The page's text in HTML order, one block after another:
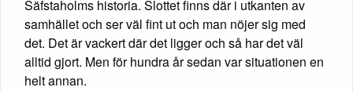
Säfstaholms historia. Slottet finns där i utkanten av
samhället och ser väl fint ut och man nöjer sig med
det. Det är vackert där det ligger och så har det väl
alltid gjort. Men för hundra år sedan var situationen en
helt annan.